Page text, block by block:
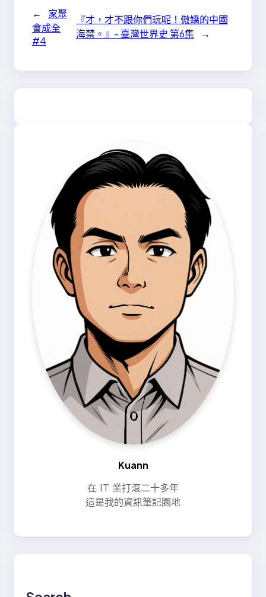
←
家聚
會成全
#4
『才，才不跟你們玩呢！傲嬌的中國
海禁。』- 臺灣世界史 第6集
→
Kuann
在 IT 業打滾二十多年
這是我的資訊筆記園地